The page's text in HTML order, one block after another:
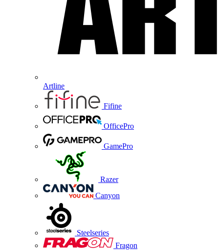
Artline
Fifine
OfficePro
GamePro
Razer
Canyon
Steelseries
Fragon